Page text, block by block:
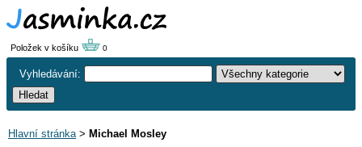
Položek v košíku 0
Vyhledávání:
Hlavní stránka> Michael Mosley